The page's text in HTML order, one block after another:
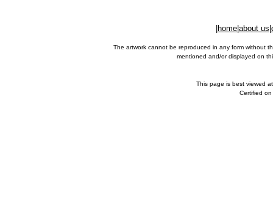
home about us
The artwork cannot be reproduced in any form without
mentioned and/or displayed on
This page is best viewed
Certified on